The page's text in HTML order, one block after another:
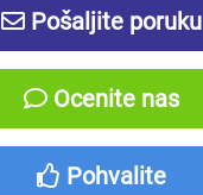
Pošaljite poruku
Ocenite nas
Pohvalite